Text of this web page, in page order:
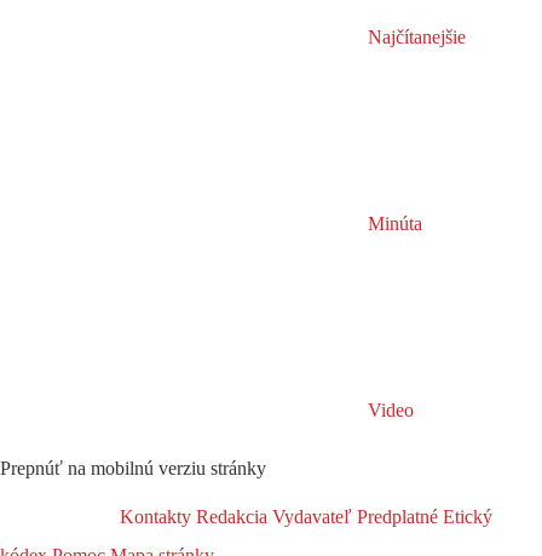
Najčítanejšie
Minúta
Video
Prepnúť na mobilnú verziu stránky
Kontakty Redakcia Vydavateľ Predplatné Etický